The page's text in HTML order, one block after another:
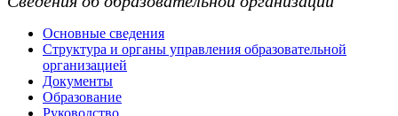
Основные сведения
Структура и органы управления образовательной
организацией
Документы
Образование
Руководство